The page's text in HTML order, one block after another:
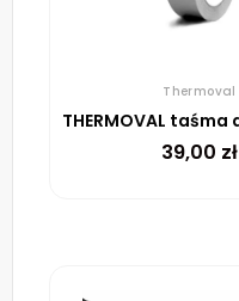
Thermoval
39,00 zł